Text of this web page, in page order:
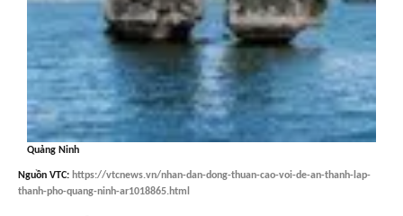
Quảng Ninh
Nguồn VTC: https://vtcnews.vn/nhan-dan-dong-thuan-cao-voi-de-an-thanh-lap-
thanh-pho-quang-ninh-ar1018865.html